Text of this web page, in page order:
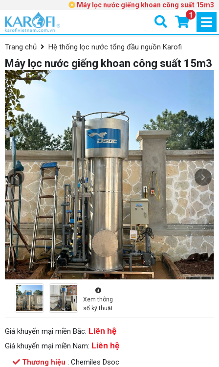
Máy lọc nước giếng khoan công suất 15m3
1
Trang chủ Hệ thống lọc nước tổng đầu nguồn Karofi
Máy lọc nước giếng khoan công suất 15m3
Xem thông
số kỹ thuật
Giá khuyến mại miền Bắc: Liên hệ
Giá khuyến mại miền Nam: Liên hệ
Thương hiệu : Chemiles Dsoc